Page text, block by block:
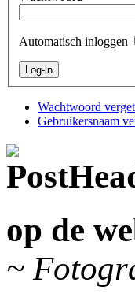
Automatisch inloggen
Wachtwoord
Gebruikersnaam
op de
~